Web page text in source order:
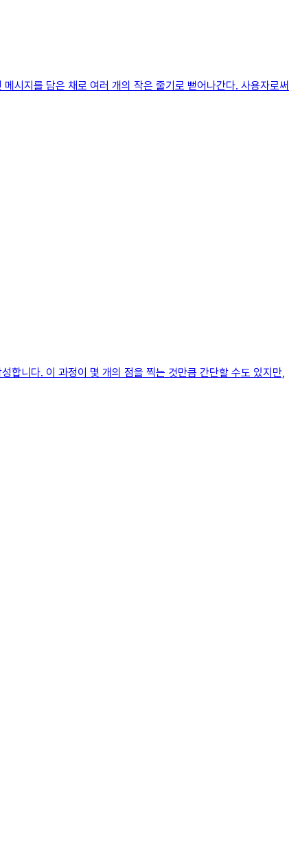
시지를 담은 채로 여러 개의 작은 줄기로 뻗어나간다. 사용자로써
합니다. 이 과정이 몇 개의 점을 찍는 것만큼 간단할 수도 있지만,